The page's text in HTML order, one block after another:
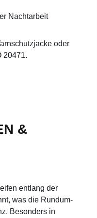
Nachtarbeit
oder
20471.
&
entlang der
was die Rundum-
Besonders in